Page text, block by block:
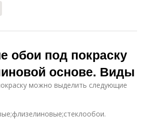
обои под покраску
основе. Виды
можно выделить следующие